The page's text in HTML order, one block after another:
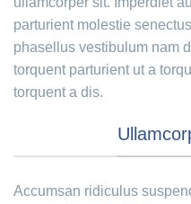
parturient molestie
phasellus vestibulum nam
torquent parturient ut a
torquent a dis.
Accumsan ridiculus